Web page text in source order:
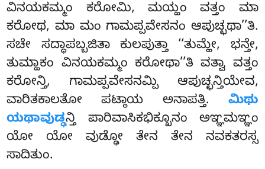
ವಿನಯಕಮ್ಮಂ ಕರೋಮಿ, ಮಯ್ಹಂ ವತ್ತಂ ಮಾ
ಕರೋಥ, ಮಾ ಮಂ ಗಾಮಪ್ಪವೇಸನಂ ಆಪುಚ್ಛಥಾ’’ತಿ.
ಸಚೇ ಸದ್ಧಾಪಬ್ಬಜಿತಾ ಕುಲಪುತ್ತಾ ‘‘ತುಮ್ಹೇ, ಭನ್ತೇ,
ತುಮ್ಹಾಕಂ ವಿನಯಕಮ್ಮಂ ಕರೋಥಾ’’ತಿ ವತ್ವಾ ವತ್ತಂ
ಕರೋನ್ತಿ, ಗಾಮಪ್ಪವೇಸನಮ್ಪಿ ಆಪುಚ್ಛನ್ತಿಯೇವ,
ವಾರಿತಕಾಲತೋ ಪಟ್ಠಾಯ ಅನಾಪತ್ತಿ. ಮಿಥು
ಯಥಾವುಡ್ಢನ್ತಿ ಪಾರಿವಾಸಿಕಭಿಕ್ಖೂನಂ ಅಞ್ಞಮಞ್ಞಂ
ಯೋ ಯೋ ವುಡ್ಢೋ ತೇನ ತೇನ ನವಕತರಸ್ಸ
ಸಾದಿತುಂ.